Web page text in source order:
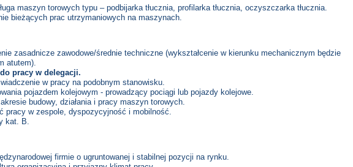
maszyn torowych typu – podbijarka tłucznia, profilarka tłucznia, oczyszczarka tłucznia.
bieżących prac utrzymaniowych na maszynach.
zasadnicze zawodowe/średnie techniczne (wykształcenie w kierunku mechanicznym będzie
atutem).
pracy w delegacji.
w pracy na podobnym stanowisku.
pojazdem kolejowym - prowadzący pociągi lub pojazdy kolejowe.
budowy, działania i pracy maszyn torowych.
pracy w zespole, dyspozycyjność i mobilność.
kat. B.
firmie o ugruntowanej i stabilnej pozycji na rynku.